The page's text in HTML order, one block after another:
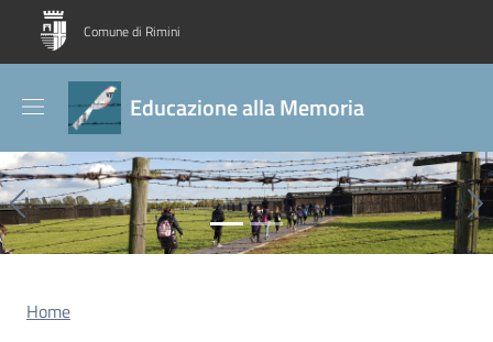
Salta al contenuto principale
Skip to footer content
Comune di Rimini
Educazione alla Memoria
Previous
Briciole di pane
Home